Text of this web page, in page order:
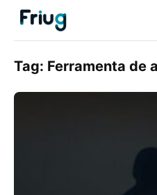
Tag: Ferramenta de